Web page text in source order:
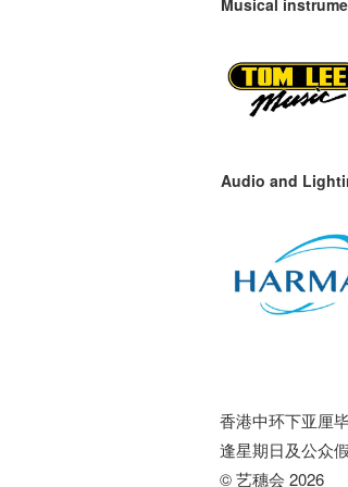
Musical
Audio and
香港中环下亚厘
逢星期日及公众
© 艺穗会 2026